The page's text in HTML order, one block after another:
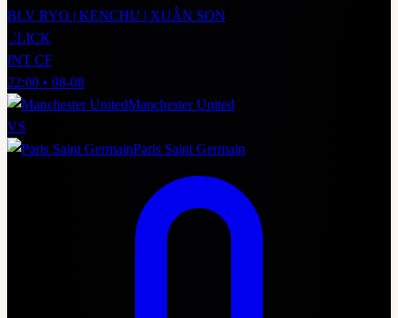
BLV RYO | KENCHU | XUÂN SON
CLICK
INT CF
22:00 • 08-08
Manchester United
VS
Paris Saint Germain